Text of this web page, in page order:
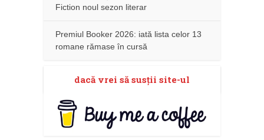
Fiction noul sezon literar
Premiul Booker 2026: iată lista celor 13
romane rămase în cursă
dacă vrei să susţii site-ul